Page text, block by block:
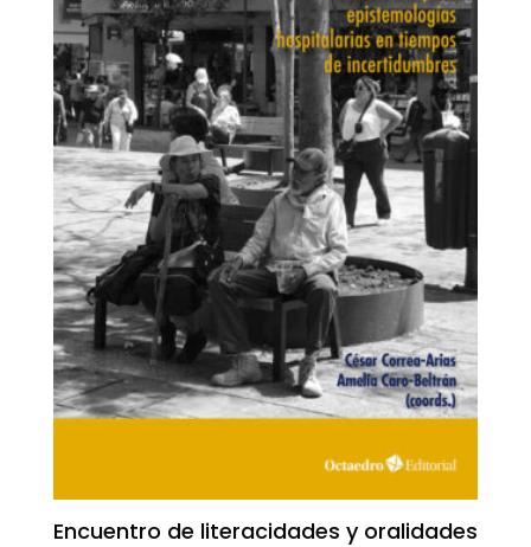
Encuentro de literacidades y oralidades